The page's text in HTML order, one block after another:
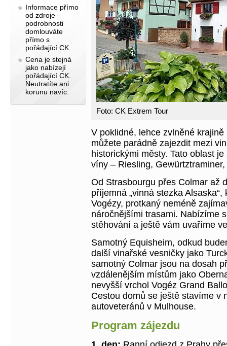
Informace přímo
od zdroje –
podrobnosti
domlouváte
přímo s
pořádající CK.
Cena je stejná
jako nabízejí
pořádající CK.
Neutratíte ani
korunu navíc.
Foto: CK Extrem Tour
V poklidné, lehce zvlněné
můžete parádně zajezdit mezi
historickými městy. Tato oblast
víny – Riesling,
Od Strasbourgu přes Colmar až
příjemná „vinná stezka
Vogézy, protkaný neméně
náročnějšími trasami. Nabízíme
stěhování a ještě vám uvaříme
Samotný Equisheim, odkud
další vinařské vesničky jako
samotný Colmar jsou na dosah
vzdálenějším místům jako
nevyšší vrchol Vogéz Grand
Cestou domů se ještě stavíme v
autoveteránů v Mulhouse.
Program zájezdu